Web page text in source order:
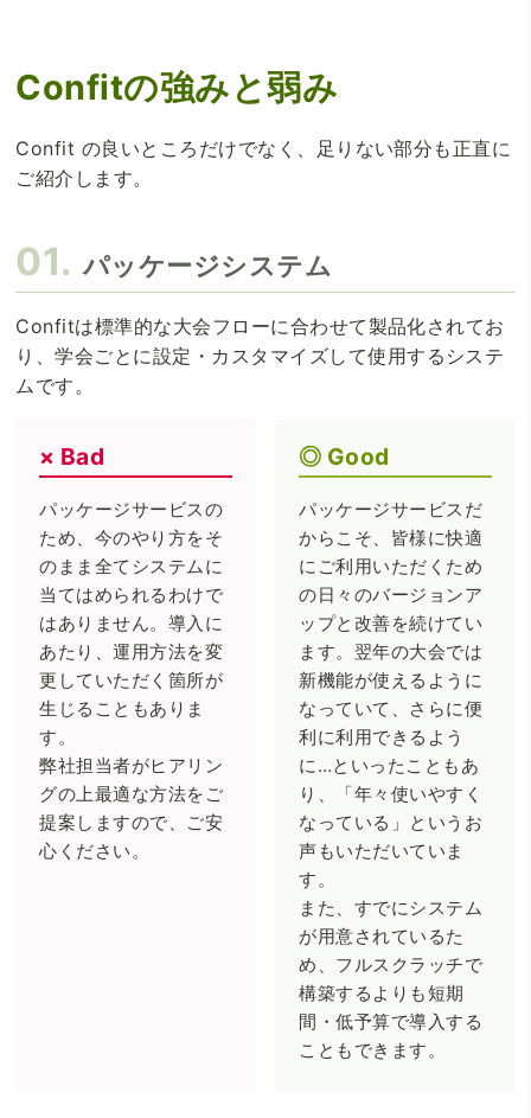
Confitの強みと弱み
Confit の良いところだけでなく、足りない部分も正直に
ご紹介します。
パッケージシステム
Confitは標準的な大会フローに合わせて製品化されてお
り、学会ごとに設定・カスタマイズして使用するシステ
ムです。
Bad
パッケージサービスの
ため、今のやり方をそ
のまま全てシステムに
当てはめられるわけで
はありません。導入に
あたり、運用方法を変
更していただく箇所が
生じることもありま
す。
弊社担当者がヒアリン
グの上最適な方法をご
提案しますので、ご安
心ください。
Good
パッケージサービスだ
からこそ、皆様に快適
にご利用いただくため
の日々のバージョンア
ップと改善を続けてい
ます。翌年の大会では
新機能が使えるように
なっていて、さらに便
利に利用できるよう
に…といったこともあ
り、「年々使いやすく
なっている」というお
声もいただいていま
す。
また、すでにシステム
が用意されているた
め、フルスクラッチで
構築するよりも短期
間・低予算で導入する
こともできます。